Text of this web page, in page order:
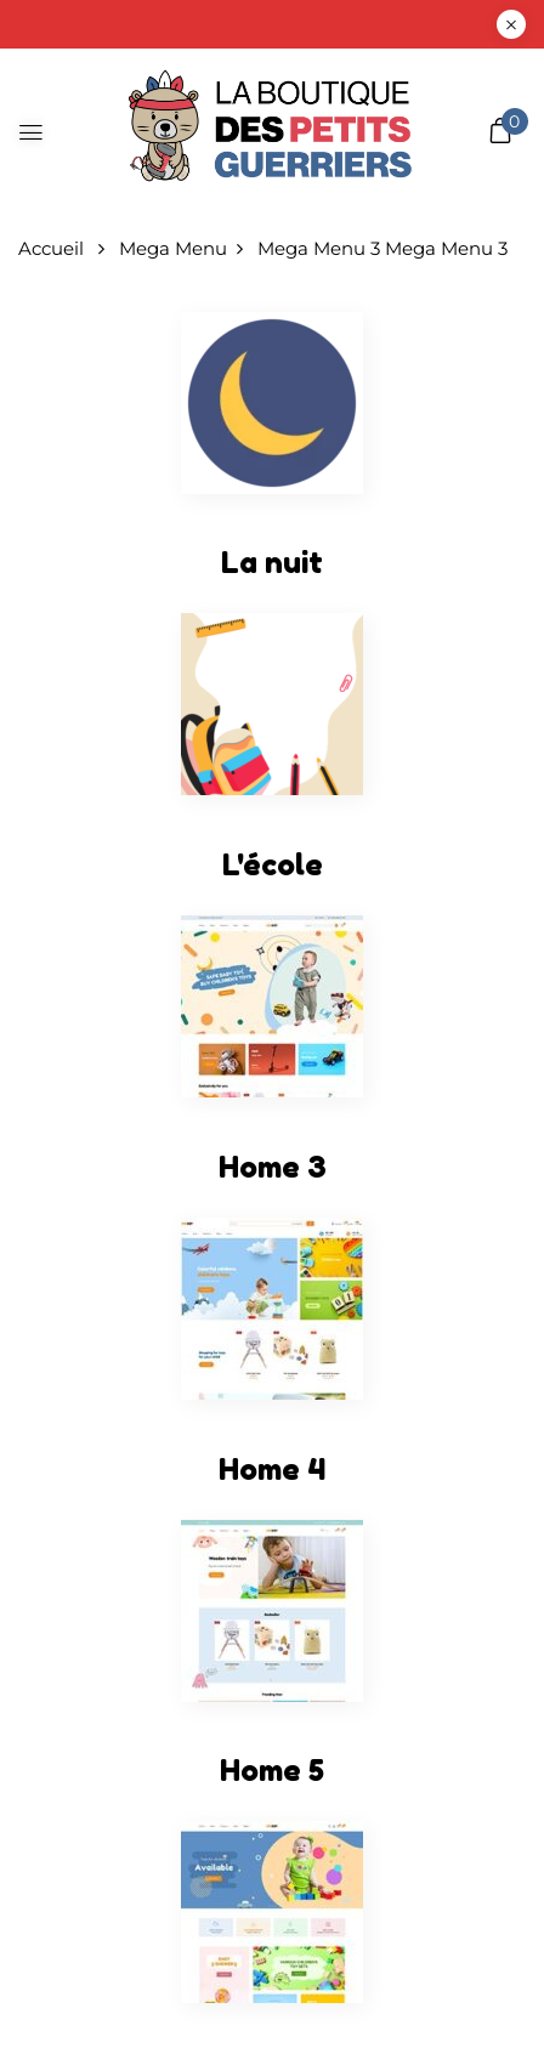
0
Accueil Mega Menu Mega Menu 3 Mega Menu 3
La nuit
L'école
Home 3
Home 4
Home 5